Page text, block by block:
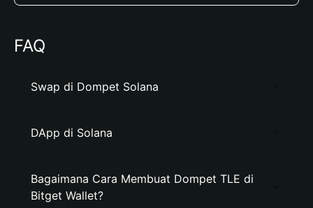
FAQ
Swap di Dompet Solana
DApp di Solana
Bagaimana Cara Membuat Dompet TLE di
Bitget Wallet?